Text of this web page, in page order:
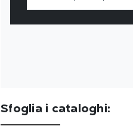
Sfoglia i cataloghi: